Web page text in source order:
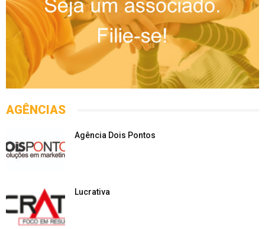
AGÊNCIAS
Agência Dois Pontos
Lucrativa